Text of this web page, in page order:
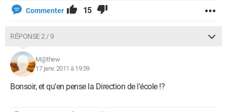
Commenter 15
RÉPONSE 2 / 9
M@thew
17 janv. 2011 à 19:59
Bonsoir, et qu'en pense la Direction de l'école !?